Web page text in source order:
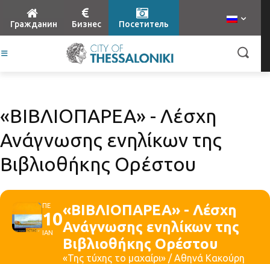
Гражданин Бизнес Посетитель
«ΒΙΒΛΙΟΠΑΡΕΑ» - Λέσχη
Ανάγνωσης ενηλίκων της
Βιβλιοθήκης Ορέστου
ΠΕ
10
ΙΑΝ
«ΒΙΒΛΙΟΠΑΡΕΑ» - Λέσχη
Ανάγνωσης ενηλίκων της
Βιβλιοθήκης Ορέστου
«Της τύχης το μαχαίρι» / Αθηνά Κακούρη